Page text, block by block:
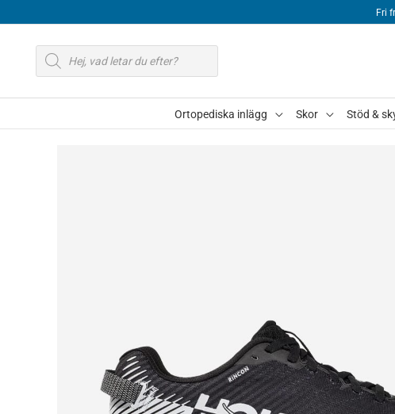
Fri
Produktsökning
Ortopediska inlägg Skor Stöd &